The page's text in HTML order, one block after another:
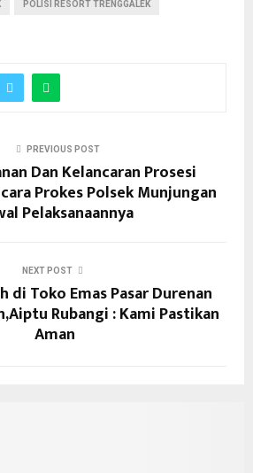
POLISI RESORT TRENGGALEK
PREVIOUS POST
Dan Kelancaran Prosesi
Prokes Polsek Munjungan
Pelaksanaannya
NEXT POST
di Toko Emas Pasar Durenan
Rubangi : Kami Pastikan
Aman